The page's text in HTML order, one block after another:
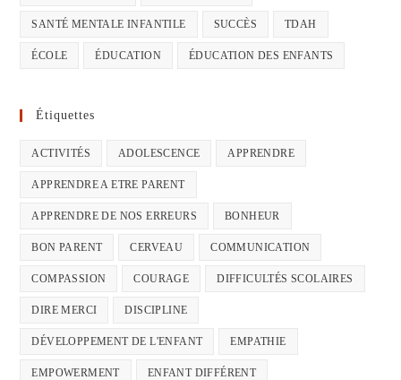
SANTÉ MENTALE INFANTILE SUCCÈS TDAH
ÉCOLE ÉDUCATION ÉDUCATION DES ENFANTS
Étiquettes
ACTIVITÉS ADOLESCENCE APPRENDRE
APPRENDRE A ETRE PARENT
APPRENDRE DE NOS ERREURS BONHEUR
BON PARENT CERVEAU COMMUNICATION
COMPASSION COURAGE DIFFICULTÉS SCOLAIRES
DIRE MERCI DISCIPLINE
DÉVELOPPEMENT DE L'ENFANT EMPATHIE
EMPOWERMENT ENFANT DIFFÉRENT